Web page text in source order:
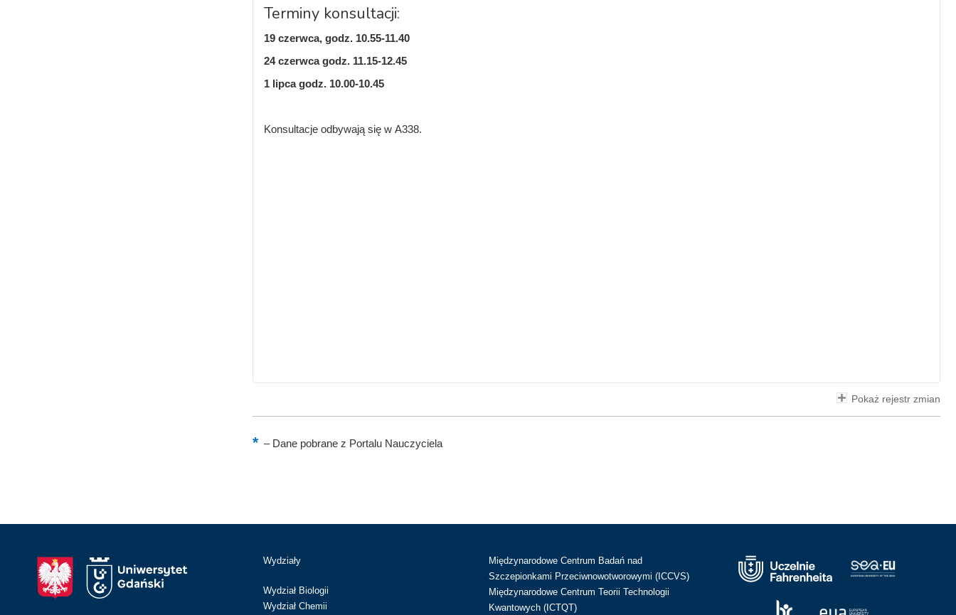
Terminy konsultacji:
19 czerwca, godz. 10.55-11.40
24 czerwca godz. 11.15-12.45
1 lipca godz. 10.00-10.45
Konsultacje odbywają się w A338.
Pokaż rejestr zmian
–Dane pobrane z Portalu Nauczyciela
Wydziały
Wydział Biologii
Wydział Chemii
Międzynarodowe Centrum Badań nad
Szczepionkami Przeciwnowotworowymi (ICCVS)
Międzynarodowe Centrum Teorii Technologii
Kwantowych (ICTQT)